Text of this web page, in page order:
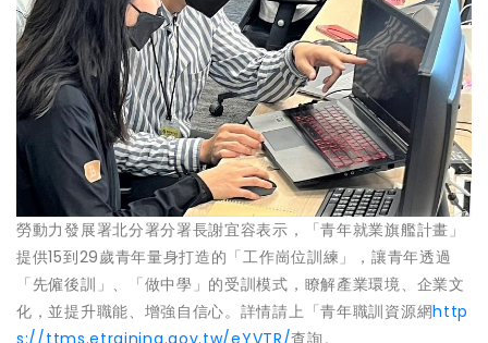
勞動力發展署北分署分署長謝宜容表示，「青年就業旗艦計畫」
提供15到29歲青年量身打造的「工作崗位訓練」，讓青年透過
「先僱後訓」、「做中學」的受訓模式，瞭解產業環境、企業文
化，並提升職能、增強自信心。詳情請上「青年職訓資源網http